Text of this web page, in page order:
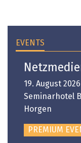
EVENTS
19. August
Seminarhotel
Horgen
PREMIUM